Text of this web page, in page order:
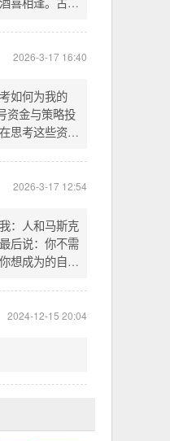
。是非成败转
。白发渔樵江
喜相逢。古今
兴衰、人生短
让人感慨万
雄豪杰都随江
2026-3-17 16:40
如何为我的
金与策略投
思考这些资金
资金。昨天回
些功能，把交
西用久了需要
2026-3-17 12:54
：人和马斯克
后说：你不需
想成为的自
，但真正的差
太多时间活成
慰，是提醒：
轨迹。